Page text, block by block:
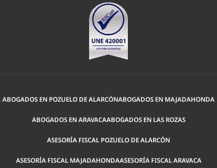
ABOGADOS EN POZUELO DE ALARCÓNABOGADOS EN MAJADAHONDA
ABOGADOS EN ARAVACAABOGADOS EN LAS ROZAS
ASESORÍA FISCAL POZUELO DE ALARCÓN
ASESORÍA FISCAL MAJADAHONDAASESORÍA FISCAL ARAVACA